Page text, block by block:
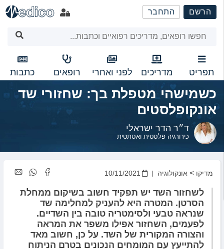
שִׂים
לֵב:
מַעֲרֶכֶת
נָגִישׁ
בִּקְלִיק
הַמְּסַיַּעַת
לִנְגִישׁוּת
הָאֲתָר.
הרשם התחבר
תפריט מדריכים לפני ואחרי רופאים כתבות
כשמישהי מטפלת בך: שחזורי שד
אונקופלסטים
ד״ר הדר ישראלי
כירורגיה פלסטית ואסתטית
מדיקו > אונקולוגיה 10/11/2021
לשחזור השד יש תפקיד חשוב בשיקום ממחלת
הסרטן. המטרה היא להעניק למחלימה שד
שנראה טבעי ולסימטריה טובה בין השדיים.
לפעמים, השחזור אפילו משפר את המראה
והצורה המקורית של השד. על כן, חשוב מאד
להתייעץ עם המומחים הנכונים בטרם הניתוח